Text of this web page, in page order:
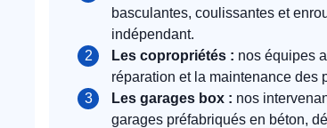
basculantes, coulissantes et
indépendant.
Les copropriétés : nos équipes
réparation et la maintenance des
Les garages box : nos
garages préfabriqués en béton,